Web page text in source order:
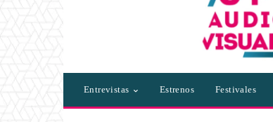
Entrevistas Estrenos Festivales